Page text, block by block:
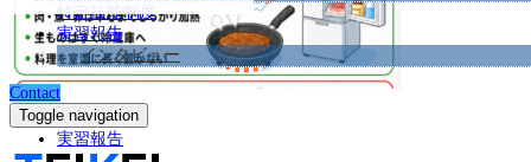
特定技能制度
実習報告
インタビュー
Contact
Toggle navigation
2026.7.22
実習報告